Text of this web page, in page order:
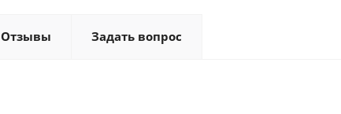
Отзывы Задать вопрос